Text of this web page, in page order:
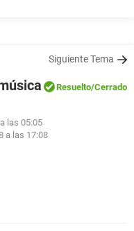
Siguiente Tema
Resuelto/Cerrado
las 05:05
a las 17:08